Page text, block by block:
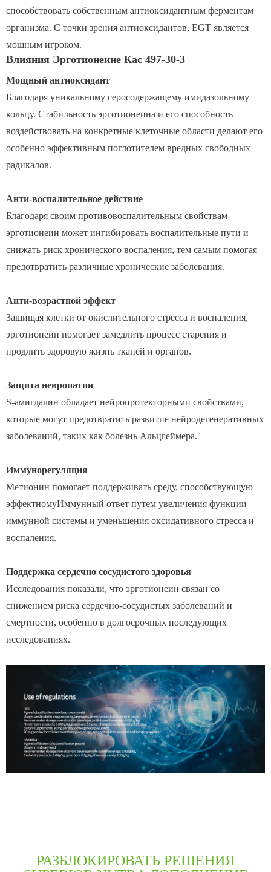
способствовать собственным антиоксидантным ферментам
организма. С точки зрения антиоксидантов, EGT является
мощным игроком.
Влияния Эрготионеине Кас 497-30-3
Мощный антиоксидант
Благодаря уникальному серосодержащему имидазольному
кольцу. Стабильность эрготионеина и его способность
воздействовать на конкретные клеточные области делают его
особенно эффективным поглотителем вредных свободных
радикалов.
Анти-воспалительное действие
Благодаря своим противовоспалительным свойствам
эрготионеин может ингибировать воспалительные пути и
снижать риск хронического воспаления, тем самым помогая
предотвратить различные хронические заболевания.
Анти-возрастной эффект
Защищая клетки от окислительного стресса и воспаления,
эрготионеин помогает замедлить процесс старения и
продлить здоровую жизнь тканей и органов.
Защита невропатии
S-амигдалин обладает нейропротекторными свойствами,
которые могут предотвратить развитие нейродегенеративных
заболеваний, таких как болезнь Альцгеймера.
Иммунорегуляция
Метионин помогает поддерживать среду, способствующую
эффектномуИммунный ответ путем увеличения функции
иммунной системы и уменьшения оксидативного стресса и
воспаления.
Поддержка сердечно сосудистого здоровья
Исследования показали, что эрготионеин связан со
снижением риска сердечно-сосудистых заболеваний и
смертности, особенно в долгосрочных последующих
исследованиях.
РАЗБЛОКИРОВАТЬ РЕШЕНИЯ